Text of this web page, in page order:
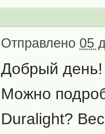
Отправлено 05
Добрый день!
Можно
Duralight?